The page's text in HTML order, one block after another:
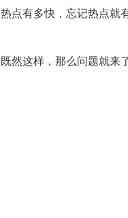
热点有多快，忘记热点就
既然这样，那么问题就来